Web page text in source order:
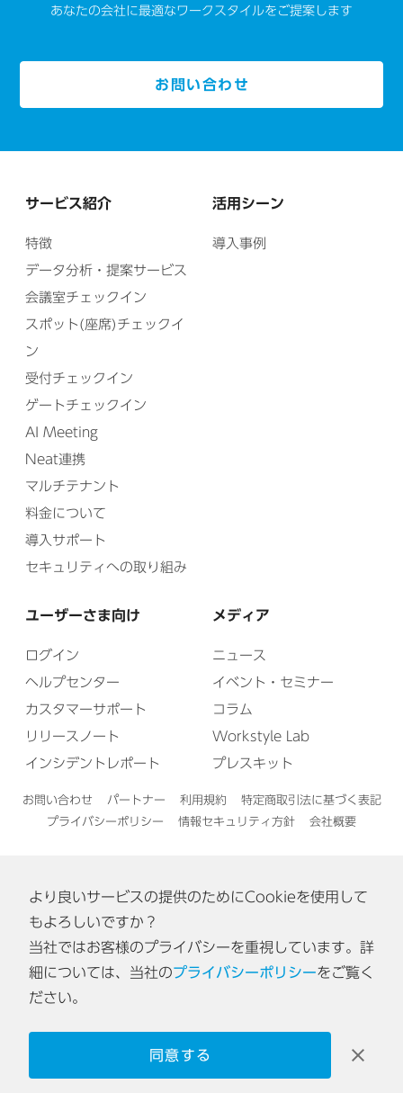
あなたの会社に最適なワークスタイルをご提案します
お問い合わせ
サービス紹介
特徴
データ分析・提案サービス
会議室チェックイン
スポット(座席)チェックイ
ン
受付チェックイン
ゲートチェックイン
AI Meeting
Neat連携
マルチテナント
料金について
導入サポート
セキュリティへの取り組み
活用シーン
導入事例
ユーザーさま向け
ログイン
ヘルプセンター
カスタマーサポート
リリースノート
インシデントレポート
メディア
ニュース
イベント・セミナー
コラム
Workstyle Lab
プレスキット
お問い合わせ パートナー 利用規約
特定商取引法に基づく表記
プライバシーポリシー
情報セキュリティ方針 会社概要
より良いサービスの提供のためにCookieを使用して
もよろしいですか？
当社ではお客様のプライバシーを重視しています。詳
細については、当社のプライバシーポリシーをご覧く
ださい。
同意する
認証番号: ISA IS 0170